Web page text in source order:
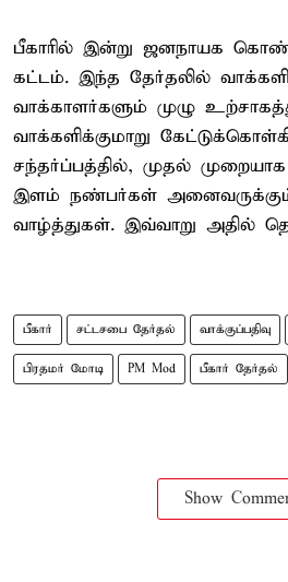
பீகாரில் இன்று ஜனநாயக
கட்டம். இந்த தேர்தலில்
வாக்காளர்களும் முழு
வாக்களிக்குமாறு
சந்தர்ப்பத்தில், முதல்
இளம் நண்பர்கள் அனைவருக்கும்
வாழ்த்துகள். இவ்வாறு அதில்
பீகார் சட்டசபை தேர்தல் வாக்குப்பதிவு
பிரதமர் மோடி PM Mod பீகார் தேர்தல்
Show